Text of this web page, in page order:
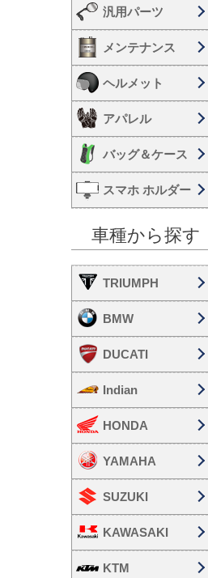
汎用パーツ
メンテナンス
ヘルメット
アパレル
バッグ＆ケース
スマホ ホルダー
車種から探す
TRIUMPH
BMW
DUCATI
Indian
HONDA
YAMAHA
SUZUKI
KAWASAKI
KTM